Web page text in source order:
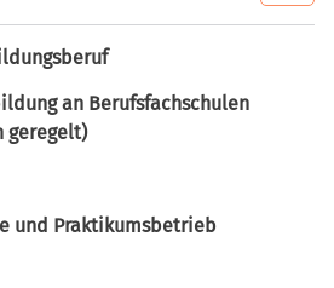
an Berufsfachschulen
geregelt)
und Praktikumsbetrieb